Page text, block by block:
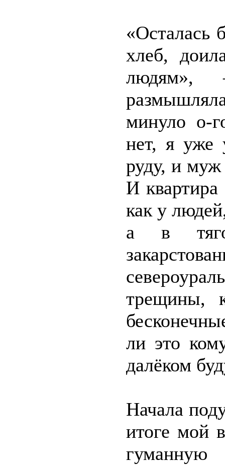
«Осталась
хлеб,
людям»,
минуло о-
нет, я уже
руду, и муж
И квартира
как у
а в
трещины,
ли это
далёком
Начала
итоге мой